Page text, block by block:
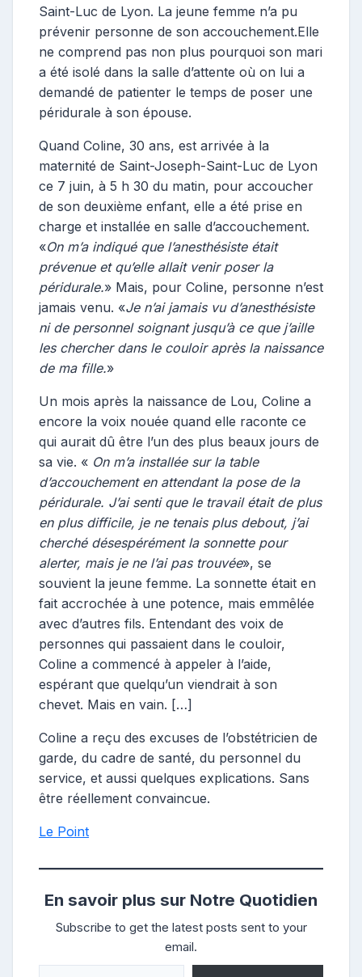
t
r
i
c
e
Saint-Luc de Lyon. La jeune femme n’a pu
prévenir personne de son accouchement.Elle
ne comprend pas non plus pourquoi son mari
a été isolé dans la salle d’attente où on lui a
demandé de patienter le temps de poser une
péridurale à son épouse.
Quand Coline, 30 ans, est arrivée à la
maternité de Saint-Joseph-Saint-Luc de Lyon
ce 7 juin, à 5 h 30 du matin, pour accoucher
de son deuxième enfant, elle a été prise en
charge et installée en salle d’accouchement.
«On m’a indiqué que l’anesthésiste était
prévenue et qu’elle allait venir poser la
péridurale.» Mais, pour Coline, personne n’est
jamais venu. «Je n’ai jamais vu d’anesthésiste
ni de personnel soignant jusqu’à ce que j’aille
les chercher dans le couloir après la naissance
de ma fille.»
Un mois après la naissance de Lou, Coline a
encore la voix nouée quand elle raconte ce
qui aurait dû être l’un des plus beaux jours de
sa vie. « On m’a installée sur la table
d’accouchement en attendant la pose de la
péridurale. J’ai senti que le travail était de plus
en plus difficile, je ne tenais plus debout, j’ai
cherché désespérément la sonnette pour
alerter, mais je ne l’ai pas trouvée», se
souvient la jeune femme. La sonnette était en
fait accrochée à une potence, mais emmêlée
avec d’autres fils. Entendant des voix de
personnes qui passaient dans le couloir,
Coline a commencé à appeler à l’aide,
espérant que quelqu’un viendrait à son
chevet. Mais en vain. […]
Coline a reçu des excuses de l’obstétricien de
garde, du cadre de santé, du personnel du
service, et aussi quelques explications. Sans
être réellement convaincue.
Le Point
En savoir plus sur Notre Quotidien
Subscribe to get the latest posts sent to your
email.
Saisissez votre adresse e-mail…